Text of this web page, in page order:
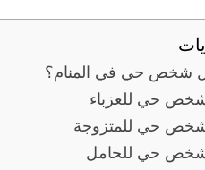
شخص حي في المنام؟
حي للعزباء
حي للمتزوجة
شخص حي للحامل